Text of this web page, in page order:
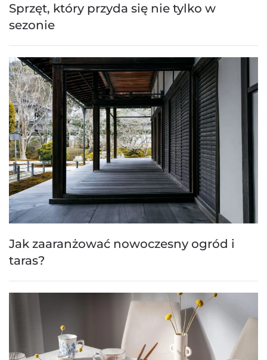
Sprzęt, który przyda się nie tylko w
sezonie
Jak zaaranżować nowoczesny ogród i
taras?